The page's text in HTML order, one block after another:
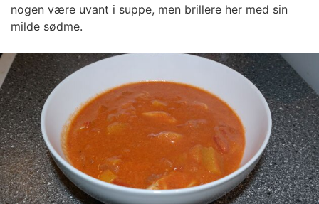
nogen være uvant i suppe, men brillere her med sin
milde sødme.